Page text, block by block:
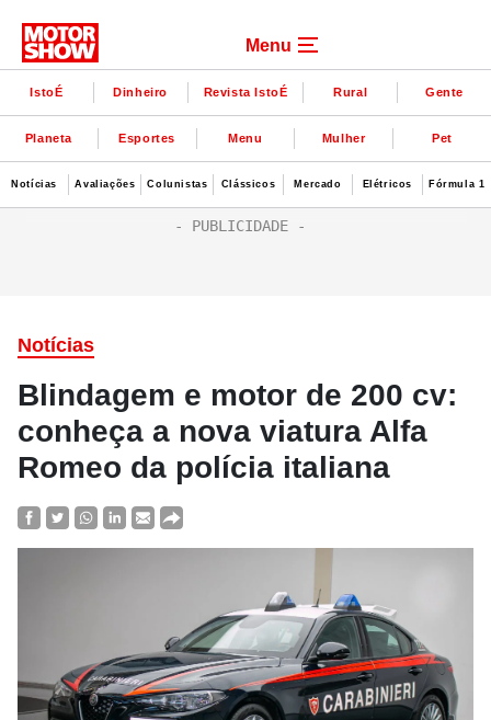
Menu
IstoÉ Dinheiro Revista IstoÉ Rural Gente
Planeta Esportes Menu Mulher Pet
Notícias Avaliações Colunistas Clássicos Mercado Elétricos Fórmula 1
Notícias
Blindagem e motor de 200 cv:
conheça a nova viatura Alfa
Romeo da polícia italiana